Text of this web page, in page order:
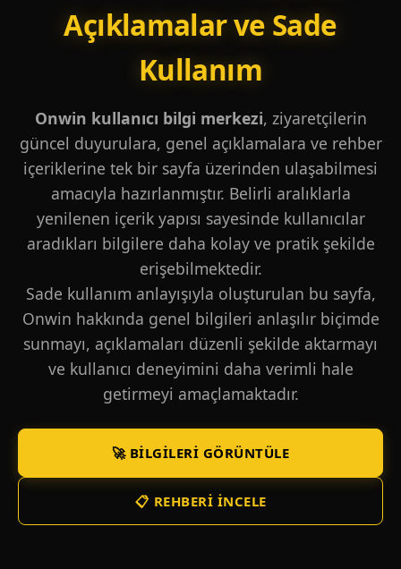
Açıklamalar ve Sade
Kullanım
Onwin kullanıcı bilgi merkezi, ziyaretçilerin
güncel duyurulara, genel açıklamalara ve rehber
içeriklerine tek bir sayfa üzerinden ulaşabilmesi
amacıyla hazırlanmıştır. Belirli aralıklarla
yenilenen içerik yapısı sayesinde kullanıcılar
aradıkları bilgilere daha kolay ve pratik şekilde
erişebilmektedir.
Sade kullanım anlayışıyla oluşturulan bu sayfa,
Onwin hakkında genel bilgileri anlaşılır biçimde
sunmayı, açıklamaları düzenli şekilde aktarmayı
ve kullanıcı deneyimini daha verimli hale
getirmeyi amaçlamaktadır.
🚀 BILGILERI GÖRÜNTÜLE
📋 REHBERI İNCELE